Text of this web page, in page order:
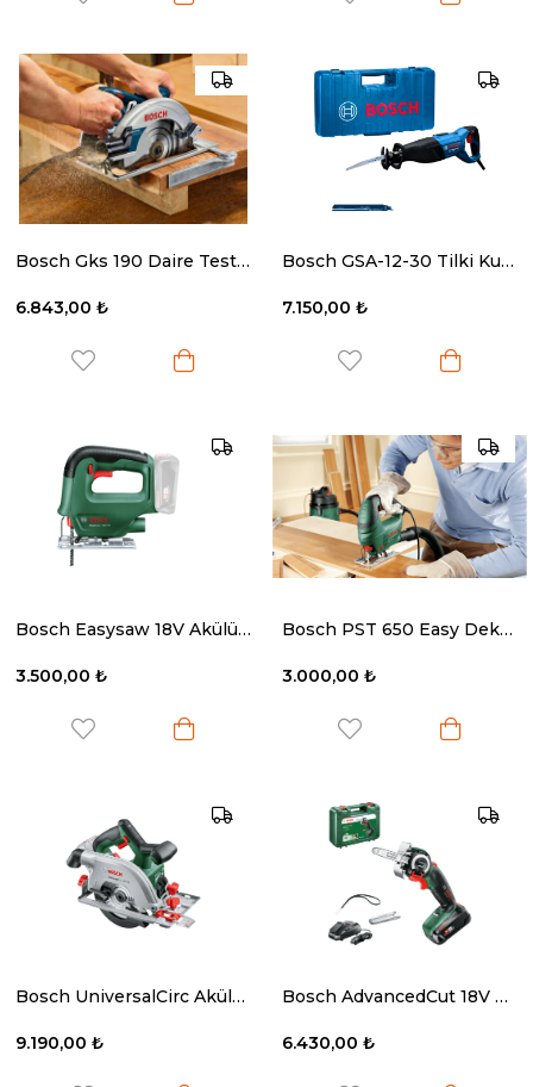
Bosch Gks 190 Daire Testere
6.843,00 ₺
Bosch GSA-12-30 Tilki Kuyruğu Panter Testere 1250W
7.150,00 ₺
Bosch Easysaw 18V Akülü Dekupaj Testeresi (Solo)
3.500,00 ₺
Bosch PST 650 Easy Dekupaj Testere
3.000,00 ₺
Bosch UniversalCirc Akülü Daire Testere 18V-53 (Solo)
9.190,00 ₺
Bosch AdvancedCut 18V Akülü Nano Blade Testere
6.430,00 ₺